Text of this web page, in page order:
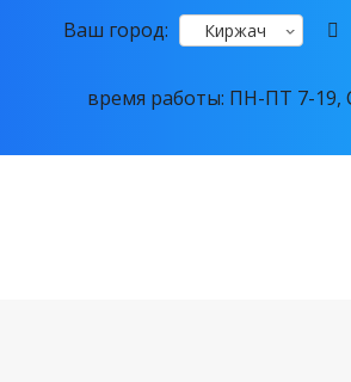
Ваш город: Киржач
время работы: ПН-ПТ 7-19,